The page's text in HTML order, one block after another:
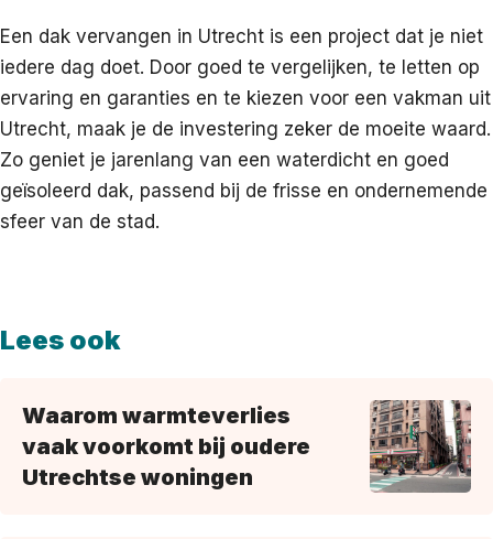
Een dak vervangen in Utrecht is een project dat je niet
iedere dag doet. Door goed te vergelijken, te letten op
ervaring en garanties en te kiezen voor een vakman uit
Utrecht, maak je de investering zeker de moeite waard.
Zo geniet je jarenlang van een waterdicht en goed
geïsoleerd dak, passend bij de frisse en ondernemende
sfeer van de stad.
Lees ook
Waarom warmteverlies
vaak voorkomt bij oudere
Utrechtse woningen